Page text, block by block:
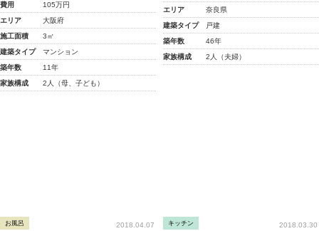
費用
105万円
エリア
大阪府
施工面積
3㎡
建築タイプ
マンション
築年数
11年
家族構成
2人（母、子ども）
エリア
奈良県
建築タイプ
戸建
築年数
46年
家族構成
2人（夫婦）
お風呂 2018.04.07 キッチン 2018.03.30